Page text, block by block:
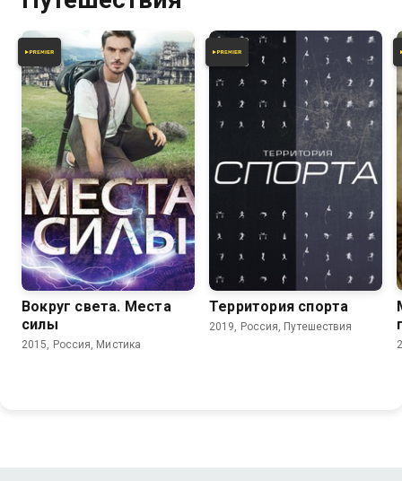
Вокруг света. Места
силы
2015, Россия, Мистика
Территория спорта
2019, Россия, Путешествия